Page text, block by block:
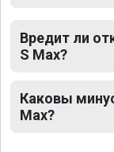
Вредит ли
S Max?
Каковы
Max?